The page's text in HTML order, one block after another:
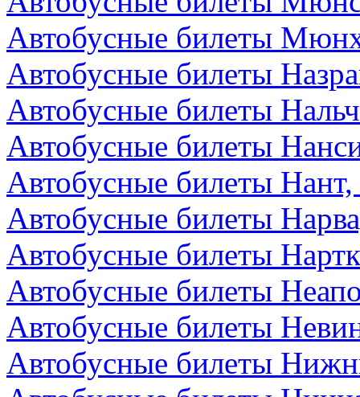
Автобусные билеты
Автобусные билеты
Автобусные билеты
Автобусные билеты
Автобусные билеты
Автобусные билеты
Автобусные билеты
Автобусные билеты
Автобусные билеты
Автобусные билеты